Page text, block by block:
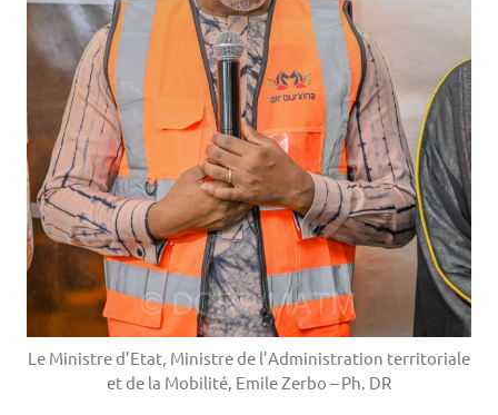
Le Ministre d’Etat, Ministre de l’Administration territoriale
et de la Mobilité, Emile Zerbo – Ph. DR